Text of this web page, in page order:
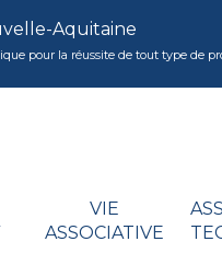
Aquitaine
pour la réussite de tout type de
VIE
ASSOCIATIVE